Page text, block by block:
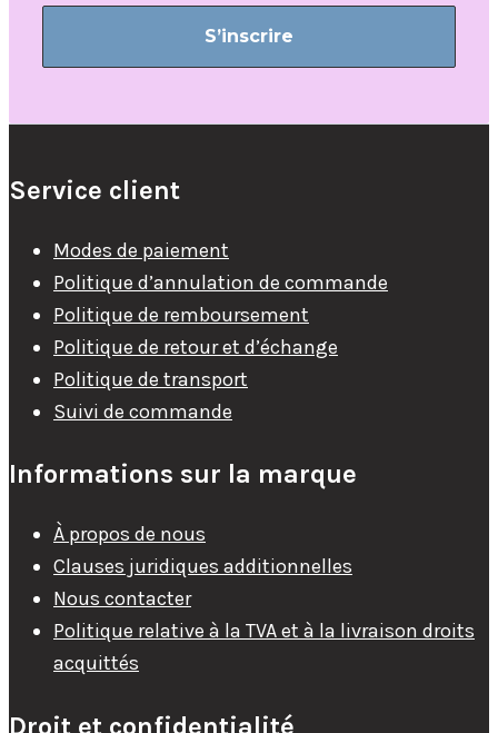
Service client
Modes de paiement
Politique d’annulation de commande
Politique de remboursement
Politique de retour et d’échange
Politique de transport
Suivi de commande
Informations sur la marque
À propos de nous
Clauses juridiques additionnelles
Nous contacter
Politique relative à la TVA et à la livraison droits
acquittés
Droit et confidentialité